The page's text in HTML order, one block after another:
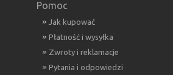
Pomoc
Jak kupować
Płatność i wysyłka
Zwroty i reklamacje
Pytania i odpowiedzi